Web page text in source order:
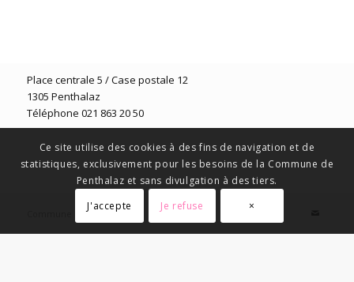
Place centrale 5 / Case postale 12
1305 Penthalaz
Téléphone 021 863 20 50
Commune de Penthalaz
Ce site utilise des cookies à des fins de navigation et de
statistiques, exclusivement pour les besoins de la Commune de
Penthalaz et sans divulgation à des tiers.
J'accepte
Je refuse ×